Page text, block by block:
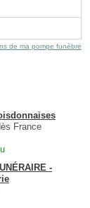
de ma pompe funèbre
France
-